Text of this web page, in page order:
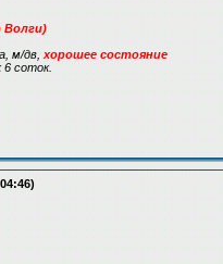
Волги)
м/дв, хорошее состояние
6 соток.